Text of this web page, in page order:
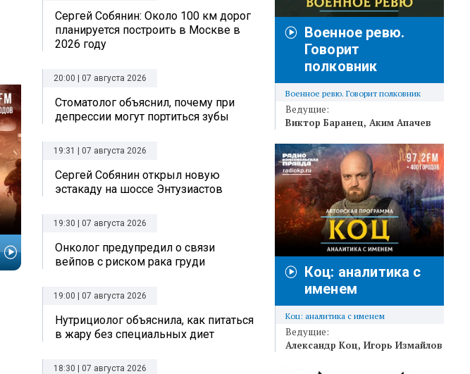
Сергей Собянин: Около 100 км дорог
планируется построить в Москве в
2026 году
20:00 | 07 августа 2026
Стоматолог объяснил, почему при
депрессии могут портиться зубы
19:31 | 07 августа 2026
Сергей Собянин открыл новую
эстакаду на шоссе Энтузиастов
19:30 | 07 августа 2026
Онколог предупредил о связи
вейпов с риском рака груди
19:00 | 07 августа 2026
Нутрициолог объяснила, как питаться
в жару без специальных диет
18:30 | 07 августа 2026
Военное ревю.
Говорит
полковник
Военное ревю. Говорит полковник
Ведущие:
Виктор Баранец Аким Апачев
Коц: аналитика с
именем
Коц: аналитика с именем
Ведущие:
Александр Коц Игорь Измайлов